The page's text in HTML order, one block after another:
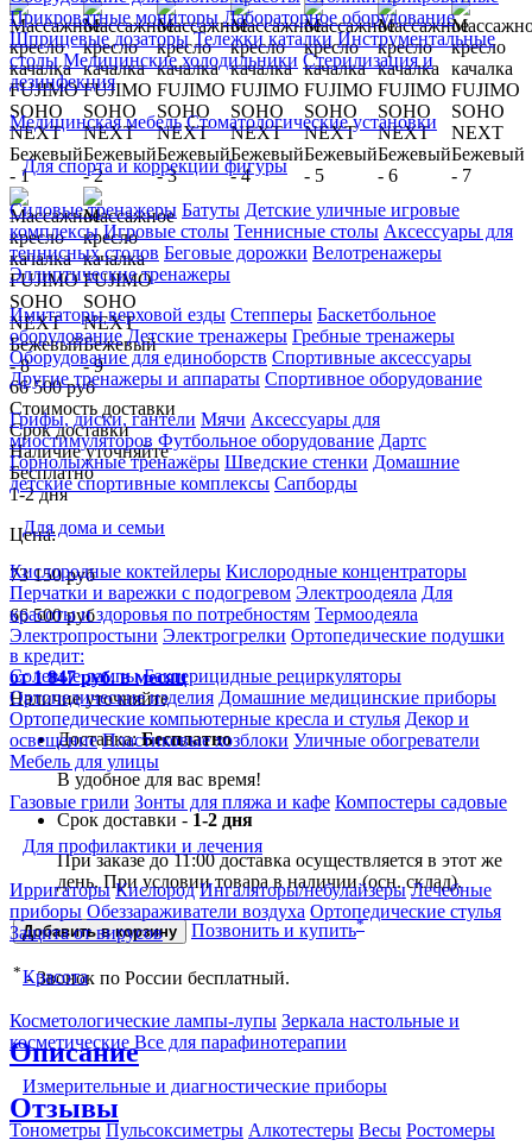
Прикроватные мониторы Лабораторное оборудование
Шприцевые дозаторы Тележки каталки Инструментальные
столы Медицинские холодильники Стерилизация и
дезинфекция
Медицинская мебель Стоматологические установки
Для спорта и коррекции фигуры
Силовые тренажеры Батуты Детские уличные игровые
комплексы Игровые столы Теннисные столы Аксессуары для
теннисных столов Беговые дорожки Велотренажеры
Эллиптические тренажеры
Имитаторы верховой езды Степперы Баскетбольное
оборудование Детские тренажеры Гребные тренажеры
Оборудование для единоборств Спортивные аксессуары
Другие тренажеры и аппараты Спортивное оборудование
Грифы, диски, гантели Мячи Аксессуары для
миостимуляторов Футбольное оборудование Дартс
Горнолыжные тренажёры Шведские стенки Домашние
детские спортивные комплексы Сапборды
Для дома и семьи
Кислородные коктейлеры Кислородные концентраторы
Перчатки и варежки с подогревом Электроодеяла Для
красоты и здоровья по потребностям Термоодеяла
Электропростыни Электрогрелки Ортопедические подушки
Солевые лампы Бактерицидные рециркуляторы
Ортопедические изделия Домашние медицинские приборы
Ортопедические компьютерные кресла и стулья Декор и
освещение Пластиковые хозблоки Уличные обогреватели
Мебель для улицы
Газовые грили Зонты для пляжа и кафе Компостеры садовые
Для профилактики и лечения
Ирригаторы Кислород Ингаляторы/небулайзеры Лечебные
приборы Обеззараживатели воздуха Ортопедические стулья
Защита от вирусов
Красота
Косметологические лампы-лупы Зеркала настольные и
косметические Все для парафинотерапии
Измерительные и диагностические приборы
Тонометры Пульсоксиметры Алкотестеры Весы Ростомеры
66 500 руб
Стоимость доставки
Срок доставки
Наличие уточняйте
Бесплатно
1-2 дня
Цена:
73 150руб
66 500руб
в кредит:
от 1 847 руб. в месяц
Наличие уточняйте
Доставка:Бесплатно
В удобное для вас время!
Срок доставки - 1-2 дня
При заказе до 11:00 доставка осуществляется в этот же
день. При условии товара в наличии (осн. склад).
Добавить в корзину Позвонить и купить*
*- Звонок по России бесплатный.
Описание
Отзывы